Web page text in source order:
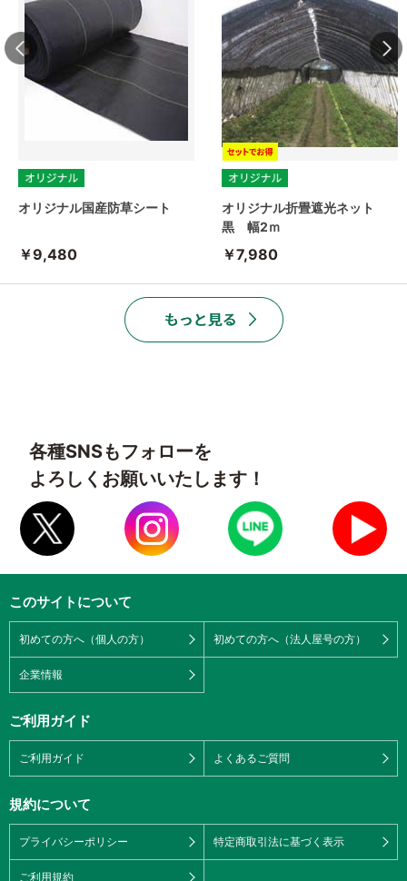
オリジナル国産防草シート
￥9,480
オリジナル折畳遮光ネット
黒 幅2ｍ
￥7,980
各種SNSもフォローを
よろしくお願いいたします！
このサイトについて
初めての方へ（個人の方） 初めての方へ（法人屋号の方）
企業情報
ご利用ガイド
ご利用ガイド よくあるご質問
規約について
プライバシーポリシー 特定商取引法に基づく表示
ご利用規約